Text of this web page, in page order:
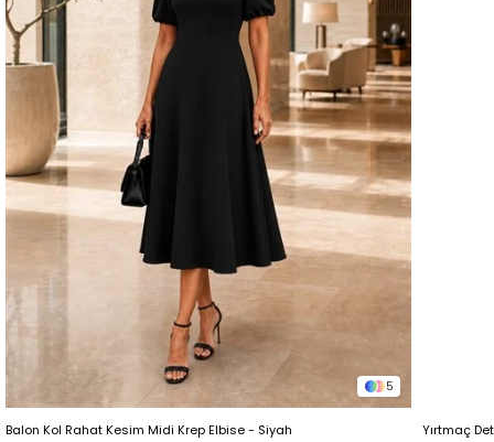
5
Balon Kol Rahat Kesim Midi Krep Elbise - Siyah Yırtmaç